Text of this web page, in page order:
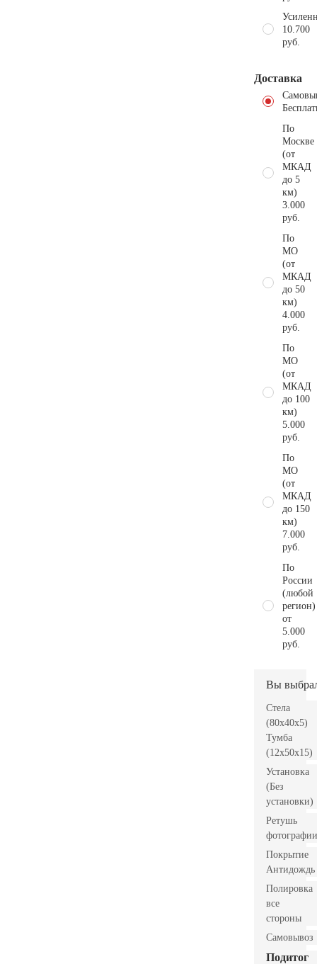
10.700
руб.
Доставка
По
Москве
(от
МКАД
до 5
км)
3.000
руб.
По
МО
(от
МКАД
до 50
км)
4.000
руб.
По
МО
(от
МКАД
до 100
км)
5.000
руб.
По
МО
(от
МКАД
до 150
км)
7.000
руб.
По
России
(любой
регион)
от
5.000
руб.
Вы
Стела
(80x40x5)
Тумба
(12x50x15)
Установка
(Без
установки)
Ретушь
фотографии
Покрытие
Антидождь
Полировка
все
стороны
Самовывоз
Подитог